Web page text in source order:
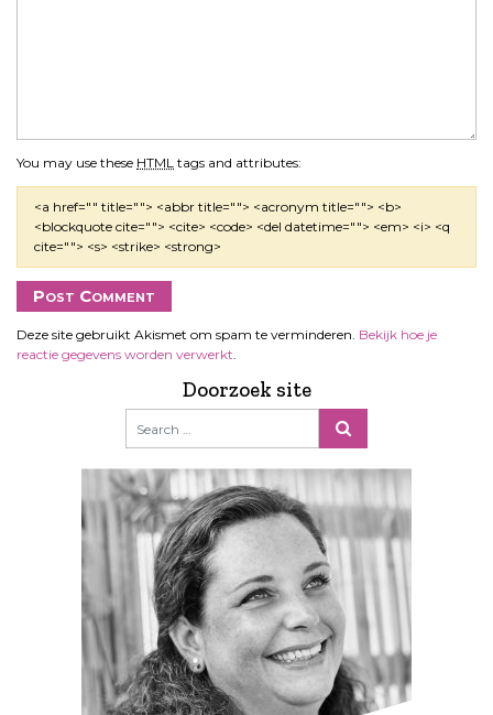
You may use these HTML tags and attributes:
<a href="" title=""> <abbr title=""> <acronym title=""> <b>
<blockquote cite=""> <cite> <code> <del datetime=""> <em> <i> <q
cite=""> <s> <strike> <strong>
Deze site gebruikt Akismet om spam te verminderen. Bekijk hoe je
reactie gegevens worden verwerkt.
Doorzoek site